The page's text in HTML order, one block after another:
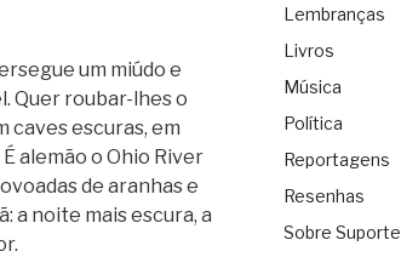
um miúdo e
Quer roubar-lhes o
caves escu­ras, em
ale­mão o Ohio River
de ara­nhas e
a noite mais escura, a
Lembranças
Livros
Música
Política
Reportagens
Resenhas
Sobre